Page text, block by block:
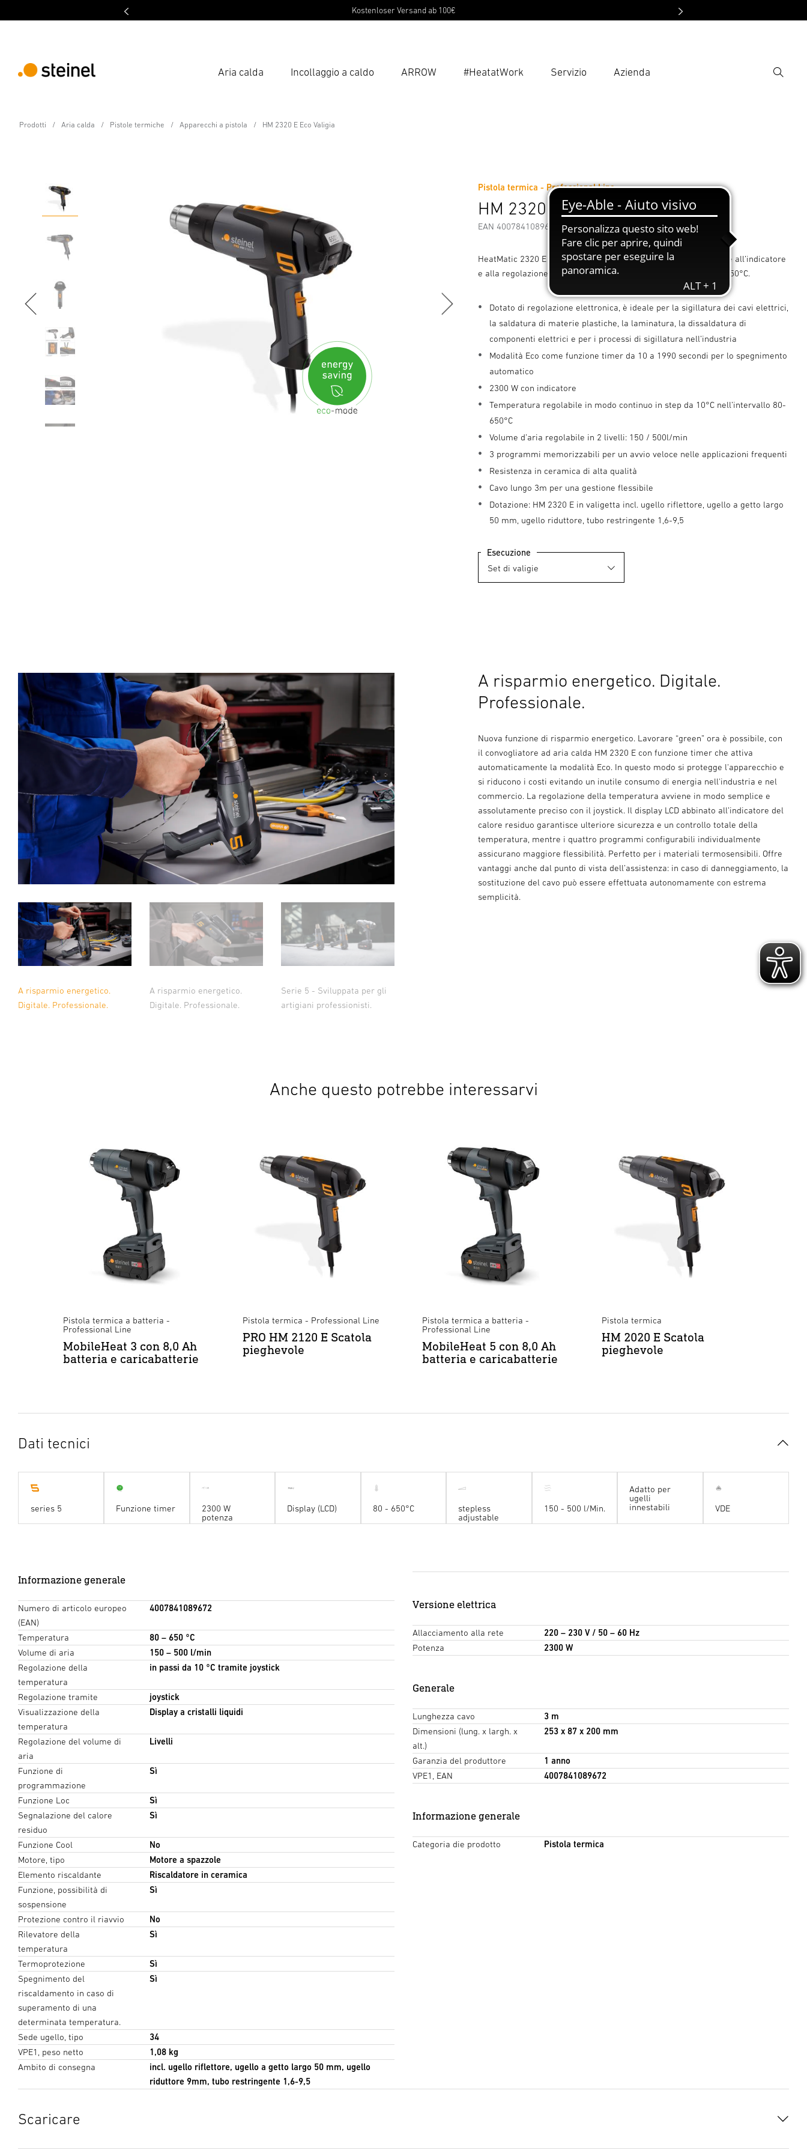
Kostenloser Versand ab 100€
Aria calda Incollaggio a caldo ARROW #HeatatWork Servizio Azienda
Ricerca
Prodotti Aria calda Pistole termiche Apparecchi a pistola HM 2320 E Eco Valigia
Pistola termica - Professional Line
HM 2320 E Eco Valigia
EAN 4007841089672
HeatMatic 2320 E Eco da 2300 W offre massima sicurezza grazie all’indicatore
e alla regolazione della temperatura precisa nell’intervallo 80-650°C.
Dotato di regolazione elettronica, è ideale per la sigillatura dei cavi elettrici,
la saldatura di materie plastiche, la laminatura, la dissaldatura di
componenti elettrici e per i processi di sigillatura nell’industria
Modalità Eco come funzione timer da 10 a 1990 secondi per lo spegnimento
automatico
2300 W con indicatore
Temperatura regolabile in modo continuo in step da 10°C nell’intervallo 80-
650°C
Volume d’aria regolabile in 2 livelli: 150 / 500l/min
3 programmi memorizzabili per un avvio veloce nelle applicazioni frequenti
Resistenza in ceramica di alta qualità
Cavo lungo 3m per una gestione flessibile
Dotazione: HM 2320 E in valigetta incl. ugello riflettore, ugello a getto largo
50 mm, ugello riduttore, tubo restringente 1,6-9,5
Esecuzione
A risparmio energetico.
Digitale. Professionale.
A risparmio energetico.
Digitale. Professionale.
Serie 5 - Sviluppata per gli
artigiani professionisti.
A risparmio energetico. Digitale.
Professionale.
Nuova funzione di risparmio energetico. Lavorare “green” ora è possibile, con
il convogliatore ad aria calda HM 2320 E con funzione timer che attiva
automaticamente la modalità Eco. In questo modo si protegge l'apparecchio e
si riducono i costi evitando un inutile consumo di energia nell'industria e nel
commercio. La regolazione della temperatura avviene in modo semplice e
assolutamente preciso con il joystick. Il display LCD abbinato all’indicatore del
calore residuo garantisce ulteriore sicurezza e un controllo totale della
temperatura, mentre i quattro programmi configurabili individualmente
assicurano maggiore flessibilità. Perfetto per i materiali termosensibili. Offre
vantaggi anche dal punto di vista dell’assistenza: in caso di danneggiamento, la
sostituzione del cavo può essere effettuata autonomamente con estrema
semplicità.
Anche questo potrebbe interessarvi
Pistola termica a batteria -
Professional Line
MobileHeat 3 con 8,0 Ah
batteria e caricabatterie
Pistola termica - Professional Line
PRO HM 2120 E Scatola
pieghevole
Pistola termica a batteria -
Professional Line
MobileHeat 5 con 8,0 Ah
batteria e caricabatterie
Pistola termica
HM 2020 E Scatola
pieghevole
Dati tecnici
series 5 Funzione timer
2300 W
potenza
Display
Display (LCD) 80 - 650°C
stepless
adjustable
150 - 500 l/Min.
Adatto per
ugelli
innestabili
VDE
Informazione generale
Numero di articolo europeo
(EAN)
4007841089672
Temperatura
80 – 650 °C
Volume di aria
150 – 500 l/min
Regolazione della
temperatura
in passi da 10 °C tramite joystick
Regolazione tramite
joystick
Visualizzazione della
temperatura
Display a cristalli liquidi
Regolazione del volume di
aria
Livelli
Funzione di
programmazione
Sì
Funzione Loc
Sì
Segnalazione del calore
residuo
Sì
Funzione Cool
No
Motore, tipo
Motore a spazzole
Elemento riscaldante
Riscaldatore in ceramica
Funzione, possibilità di
sospensione
Sì
Protezione contro il riavvio
No
Rilevatore della
temperatura
Sì
Termoprotezione
Sì
Spegnimento del
riscaldamento in caso di
superamento di una
determinata temperatura.
Sì
Sede ugello, tipo
34
VPE1, peso netto
1,08 kg
Ambito di consegna
incl. ugello riflettore, ugello a getto largo 50 mm, ugello
riduttore 9mm, tubo restringente 1,6-9,5
Versione elettrica
Allacciamento alla rete
220 – 230 V / 50 – 60 Hz
Potenza
2300 W
Generale
Lunghezza cavo
3 m
Dimensioni (lung. x largh. x
alt.)
253 x 87 x 200 mm
Garanzia del produttore
1 anno
VPE1, EAN
4007841089672
Informazione generale
Categoria die prodotto Pistola termica
Scaricare